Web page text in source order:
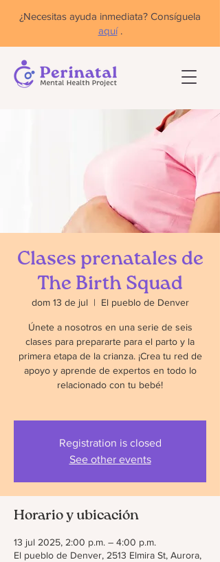
¿Necesitas ayuda inmediata? Consíguela
aquí.
Clases prenatales de
The Birth Squad
dom 13 de jul
  |
El pueblo de Denver
Únete a nosotros en una serie de seis
clases para prepararte para el parto y la
primera etapa de la crianza. ¡Crea tu red de
apoyo y aprende de expertos en todo lo
relacionado con tu bebé!
Registration is closed
See other events
Horario y ubicación
13 jul 2025, 2:00 p.m. – 4:00 p.m.
El pueblo de Denver, 2513 Elmira St, Aurora,